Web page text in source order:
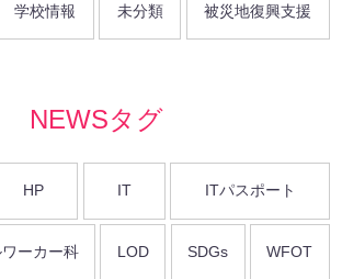
学校情報 未分類 被災地復興支援
NEWSタグ
HP IT ITパスポート
ーカー科 LOD SDGs WFOT